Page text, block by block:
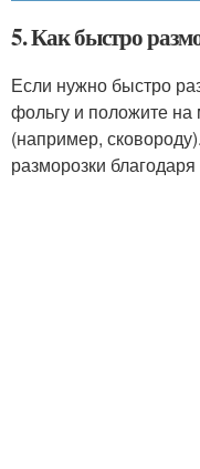
5. Как быстро
Если нужно быстро
фольгу и положите на
(например,
разморозки